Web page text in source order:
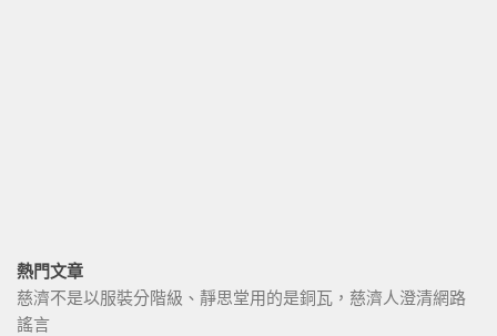
熱門文章
慈濟不是以服裝分階級、靜思堂用的是銅瓦，慈濟人澄清網路
謠言